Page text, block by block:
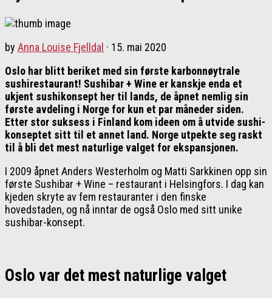
by Anna Louise Fjelldal · 15. mai 2020
Oslo har blitt beriket med sin første karbonnøytrale
sushirestaurant! Sushibar + Wine er kanskje enda et
ukjent sushikonsept her til lands, de åpnet nemlig sin
første avdeling i Norge for kun et par måneder siden.
Etter stor suksess i Finland kom ideen om å utvide sushi-
konseptet sitt til et annet land. Norge utpekte seg raskt
til å bli det mest naturlige valget for ekspansjonen.
I 2009 åpnet Anders Westerholm og Matti Sarkkinen opp sin
første Sushibar + Wine – restaurant i Helsingfors. I dag kan
kjeden skryte av fem restauranter i den finske
hovedstaden, og nå inntar de også Oslo med sitt unike
sushibar-konsept.
Oslo var det mest naturlige valget